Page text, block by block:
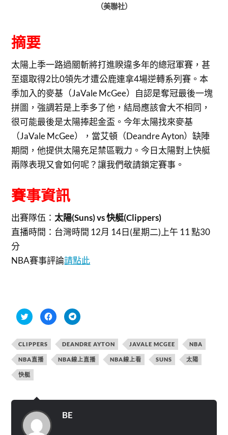
（美聯社）
摘要
太陽上季一路過關斬將打進睽違多年的總冠軍賽，甚
至還取得2比0領先才遭公鹿連拿4場逆轉系列賽。本
季加入的麥基（JaVale McGee）自認是奪冠最後一塊
拼圖，強調若是上季多了他，結局應該會大不相同，
很可能最後是太陽捧起金盃。今年太陽找來麥基
（JaVale McGee），當艾頓（Deandre Ayton）缺陣
期間，他提供太陽充足禁區戰力。今日太陽對上快艇
兩隊表現又會如何呢？讓我們敬請鎖定賽事。
賽事資訊
出賽隊伍： 太陽(Suns) vs 快艇(Clippers)
直播時間： 台灣時間 12月 14日(星期二)上午 11 點30
分
NBA賽事評論請點此
分
享
w
i
t
t
e
r
(
在
窗
開
啟
)
按
一
分
享
至
F
a
k
按
一
分
享
到
T
e
m
CLIPPERS DEANDRE AYTON JAVALE MCGEE NBA
NBA直播 NBA線上直播 NBA線上看 SUNS 太陽
快艇
BE